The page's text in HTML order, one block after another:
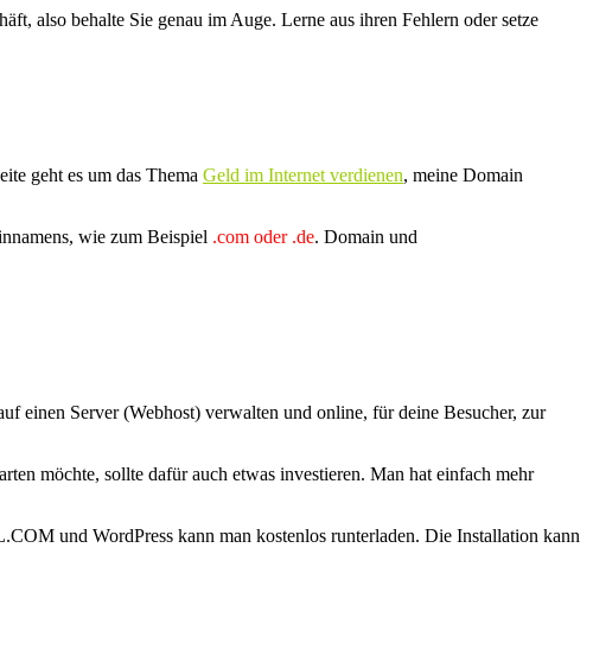
also behalte Sie genau im Auge. Lerne aus ihren Fehlern oder setze
geht es um das Thema Geld im Internet verdienen, meine Domain
wie zum Beispiel .com oder .de. Domain und
einen Server (Webhost) verwalten und online, für deine Besucher, zur
möchte, sollte dafür auch etwas investieren. Man hat einfach mehr
und WordPress kann man kostenlos runterladen. Die Installation kann